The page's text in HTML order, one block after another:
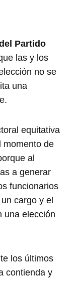
Partido
las y los
no se
una
equitativa
momento de
al
a generar
funcionarios
cargo y el
una elección
los últimos
contienda y